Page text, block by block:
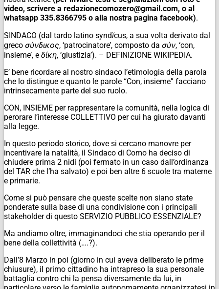
video, scrivere a redazionecomozero@gmail.com, o al
whatsapp 335.8366795 o alla nostra pagina facebook).
SINDACO (dal tardo latino syndĭcus, a sua volta derivato dal
greco σύνδικος, ‘patrocinatore’, composto da σύν, ‘con,
insieme’, e δίκη, ‘giustizia’). – DEFINIZIONE WIKIPEDIA.
E’ bene ricordare al nostro sindaco l’etimologia della parola
che lo distingue e quanto le parole “Con, insieme” facciano
intrinsecamente parte del suo ruolo.
CON, INSIEME per rappresentare la comunità, nella logica di
perorare l’interesse COLLETTIVO per cui ha giurato davanti
alla legge.
In questo periodo storico, dove si cercano manovre per
incentivare la natalità, il Sindaco di Como ha deciso di
chiudere prima 2 nidi (poi fermato in un caso dall’ordinanza
del TAR che l’ha salvato) e poi ben altre 6 scuole tra materne
e primarie.
Come si può pensare che queste scelte non siano state
ponderate sulla base di una condivisione con i principali
stakeholder di questo SERVIZIO PUBBLICO ESSENZIALE?
Ma andiamo oltre, immaginandoci che stia operando per il
bene della collettività (….?).
Dall’8 Marzo in poi (giorno in cui aveva deliberato le prime
chiusure), il primo cittadino ha intrapreso la sua personale
battaglia contro chi la pensa diversamente da lui, in